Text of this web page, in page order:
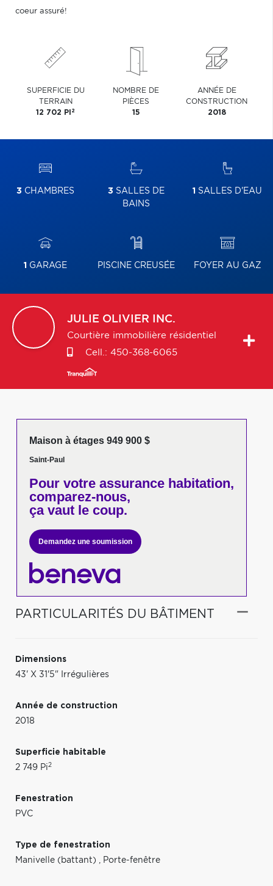
coeur assuré!
SUPERFICIE DU
TERRAIN
12 702 PI 2
NOMBRE DE
PIÈCES
15
ANNÉE DE
CONSTRUCTION
2018
3 CHAMBRES 3 SALLES DE
BAINS
1 SALLES D'EAU
1 GARAGE PISCINE CREUSÉE FOYER AU GAZ
JULIE OLIVIER INC.
Courtière immobilière résidentiel
Cell.: 450-368-6065
Maison à étages 949 900 $
Saint-Paul
Pour votreassurance habitation,
comparez-nous,
ça vaut le coup.
Demandez une soumission
PARTICULARITÉS DU BÂTIMENT
Dimensions
43' X 31'5" Irrégulières
Année de construction
2018
Superficie habitable
2 749 Pi2
Fenestration
PVC
Type de fenestration
Manivelle (battant) , Porte-fenêtre